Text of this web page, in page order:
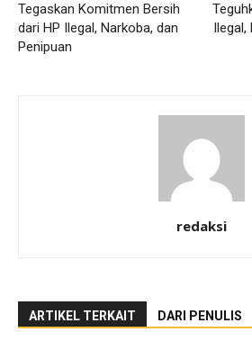
Tegaskan Komitmen Bersih
dari HP Ilegal, Narkoba, dan
Penipuan
Ilegal,
redaksi
ARTIKEL TERKAIT DARI PENULIS